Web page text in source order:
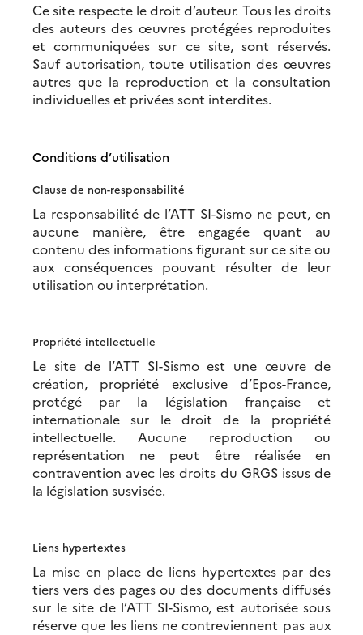
Ce site respecte le droit d’auteur. Tous les droits
des auteurs des œuvres protégées reproduites
et communiquées sur ce site, sont réservés.
Sauf autorisation, toute utilisation des œuvres
autres que la reproduction et la consultation
individuelles et privées sont interdites.
Conditions d’utilisation
Clause de non-responsabilité
La responsabilité de l’ATT SI-Sismo ne peut, en
aucune manière, être engagée quant au
contenu des informations figurant sur ce site ou
aux conséquences pouvant résulter de leur
utilisation ou interprétation.
Propriété intellectuelle
Le site de l’ATT SI-Sismo est une œuvre de
création, propriété exclusive d’Epos-France,
protégé par la législation française et
internationale sur le droit de la propriété
intellectuelle. Aucune reproduction ou
représentation ne peut être réalisée en
contravention avec les droits du GRGS issus de
la législation susvisée.
Liens hypertextes
La mise en place de liens hypertextes par des
tiers vers des pages ou des documents diffusés
sur le site de l’ATT SI-Sismo, est autorisée sous
réserve que les liens ne contreviennent pas aux